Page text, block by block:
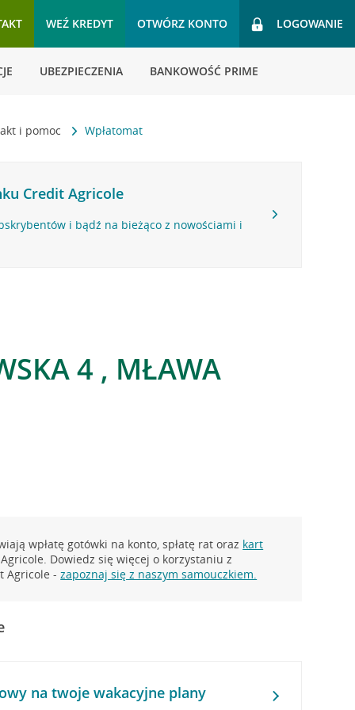
WEŹ KREDYT OTWÓRZ KONTO LOGOWANIE
UBEZPIECZENIA BANKOWOŚĆ PRIME
i pomoc Wpłatomat
Credit Agricole
i bądź na bieżąco z nowościami i
4 , MŁAWA
wpłatę gotówki na konto, spłatę rat oraz kart
Dowiedz się więcej o korzystaniu z
Agricole -zapoznaj się z naszym samouczkiem.
na twoje wakacyjne plany